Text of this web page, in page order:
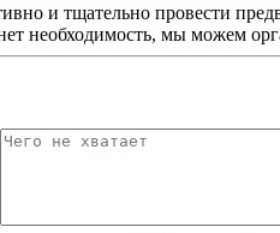
и тщательно провести
необходимость, мы можем